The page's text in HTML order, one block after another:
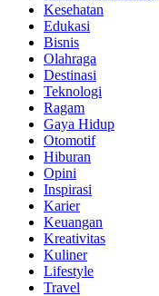
Kesehatan
Edukasi
Bisnis
Olahraga
Destinasi
Teknologi
Ragam
Gaya Hidup
Otomotif
Hiburan
Opini
Inspirasi
Karier
Keuangan
Kreativitas
Kuliner
Lifestyle
Travel